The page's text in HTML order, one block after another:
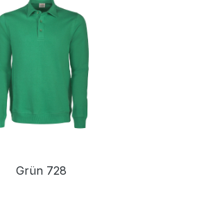
Grün 728